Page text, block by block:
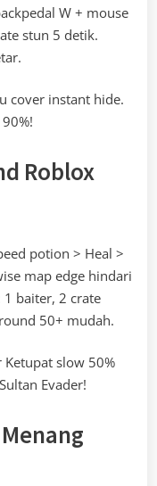
W + mouse
stun 5 detik.
cover instant hide.
Roblox
potion > Heal >
map edge hindari
1 baiter, 2 crate
50+ mudah.
slow 50%
Evader!